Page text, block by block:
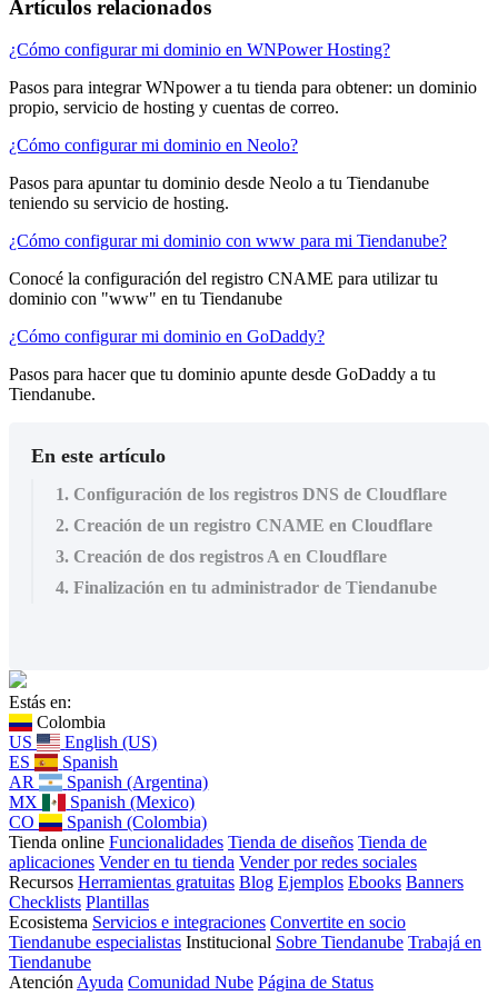
Artículos relacionados
¿Cómo configurar mi dominio en WNPower Hosting?
Pasos para integrar WNpower a tu tienda para obtener: un dominio
propio, servicio de hosting y cuentas de correo.
¿Cómo configurar mi dominio en Neolo?
Pasos para apuntar tu dominio desde Neolo a tu Tiendanube
teniendo su servicio de hosting.
¿Cómo configurar mi dominio con www para mi Tiendanube?
Conocé la configuración del registro CNAME para utilizar tu
dominio con "www" en tu Tiendanube
¿Cómo configurar mi dominio en GoDaddy?
Pasos para hacer que tu dominio apunte desde GoDaddy a tu
Tiendanube.
En este artículo
1. Configuración de los registros DNS de Cloudflare
2. Creación de un registro CNAME en Cloudflare
3. Creación de dos registros A en Cloudflare
4. Finalización en tu administrador de Tiendanube
Estás en:
Colombia
US
English (US)
ES
Spanish
AR
Spanish (Argentina)
MX
Spanish (Mexico)
CO
Spanish (Colombia)
Tienda online Funcionalidades Tienda de diseños Tienda de
aplicaciones Vender en tu tienda Vender por redes sociales
Recursos Herramientas gratuitas Blog Ejemplos Ebooks Banners
Checklists Plantillas
Ecosistema Servicios e integraciones Convertite en socio
Tiendanube especialistas Institucional Sobre Tiendanube Trabajá en
Tiendanube
Atención Ayuda Comunidad Nube Página de Status